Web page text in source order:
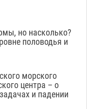
но насколько?
половодья и
морского
центра – о
и падении